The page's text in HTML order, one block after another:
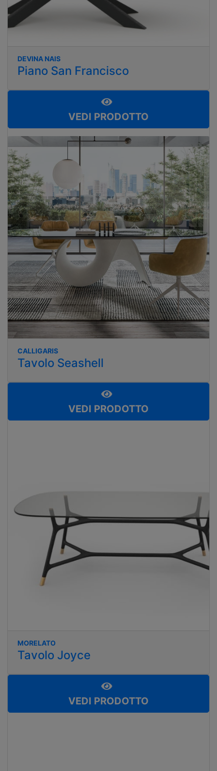
DEVINA NAIS
Piano San Francisco
VEDI PRODOTTO
CALLIGARIS
Tavolo Seashell
VEDI PRODOTTO
MORELATO
Tavolo Joyce
VEDI PRODOTTO